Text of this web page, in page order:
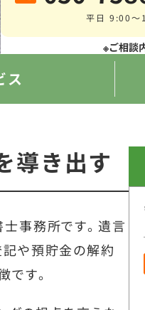
平日 9:00～
※ご相談
ス
導き出す
事務所です。遺言
や預貯金の解約
です。